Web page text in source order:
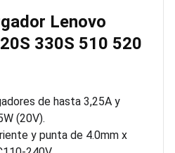
Lenovo
330S 510 520
de hasta 3,25A y
(20V).
y punta de 4.0mm x